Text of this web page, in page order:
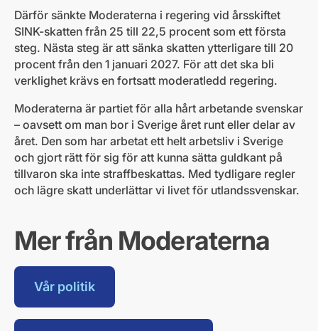
Därför sänkte Moderaterna i regering vid årsskiftet
SINK-skatten från 25 till 22,5 procent som ett första
steg. Nästa steg är att sänka skatten ytterligare till 20
procent från den 1 januari 2027. För att det ska bli
verklighet krävs en fortsatt moderatledd regering.
Moderaterna är partiet för alla hårt arbetande svenskar
– oavsett om man bor i Sverige året runt eller delar av
året. Den som har arbetat ett helt arbetsliv i Sverige
och gjort rätt för sig för att kunna sätta guldkant på
tillvaron ska inte straffbeskattas. Med tydligare regler
och lägre skatt underlättar vi livet för utlandssvenskar.
Mer från Moderaterna
Vår politik